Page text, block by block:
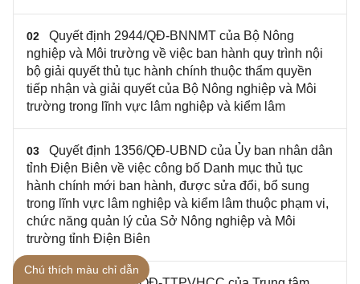
02
Quyết định 2944/QĐ-BNNMT của Bộ Nông
nghiệp và Môi trường về việc ban hành quy trình nội
bộ giải quyết thủ tục hành chính thuộc thẩm quyền
tiếp nhận và giải quyết của Bộ Nông nghiệp và Môi
trường trong lĩnh vực lâm nghiệp và kiểm lâm
03
Quyết định 1356/QĐ-UBND của Ủy ban nhân dân
tỉnh Điện Biên về việc công bố Danh mục thủ tục
hành chính mới ban hành, được sửa đổi, bổ sung
trong lĩnh vực lâm nghiệp và kiểm lâm thuộc phạm vi,
chức năng quản lý của Sở Nông nghiệp và Môi
trường tỉnh Điện Biên
Chú thích màu chỉ dẫn